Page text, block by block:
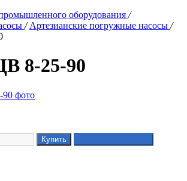
оборудования /
/ Артезианские погружные насосы /
8-25-90